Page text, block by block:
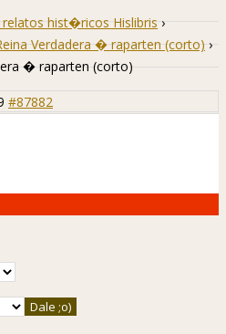
relatos hist�ricos Hislibris ›
Verdadera � raparten (corto) ›
� raparten (corto)
#87882